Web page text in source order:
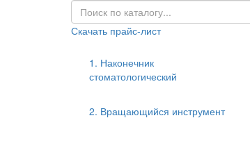
Скачать прайс-лист
1. Наконечник
стоматологический
2. Вращающийся инструмент